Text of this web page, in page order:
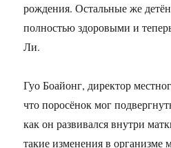
рождения. Остальные же
полностью здоровыми и
Ли.
Гуо Боайонг, директор
что поросёнок мог
как он развивался внутри
такие изменения в